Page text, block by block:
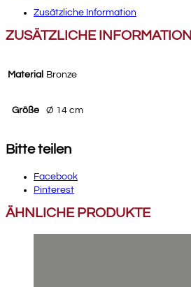
Zusätzliche Information
ZUSÄTZLICHE INFORMATION
Material Bronze
Größe Ø 14 cm
Bitte teilen
Facebook
Pinterest
ÄHNLICHE PRODUKTE